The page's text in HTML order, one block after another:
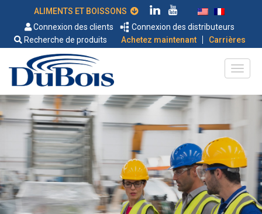
Connexion des clients
Connexion des distributeurs
Recherche de produits
Achetez maintenant | Carrières